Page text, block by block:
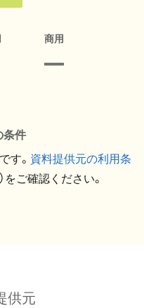
商用
条件
す。 資料提供元の利用条
をご確認ください。
供元